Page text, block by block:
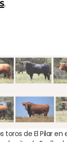
.
toros de El Pilar en